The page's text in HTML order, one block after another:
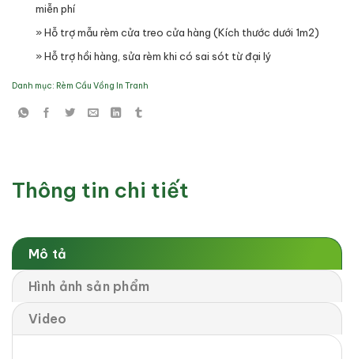
miễn phí
» Hỗ trợ mẫu rèm cửa treo cửa hàng (Kích thước dưới 1m2)
» Hỗ trợ hồi hàng, sửa rèm khi có sai sót từ đại lý
Danh mục: Rèm Cầu Vồng In Tranh
Thông tin chi tiết
Mô tả
Hình ảnh sản phẩm
Video